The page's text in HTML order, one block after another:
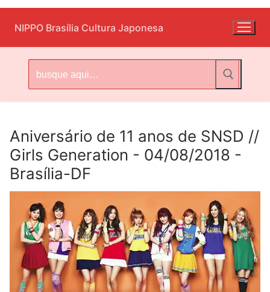
para
o
conteúdo
NIPPO Brasília Cultura Japonesa
por:
Aniversário de 11 anos de SNSD //
Girls Generation - 04/08/2018 -
Brasília-DF